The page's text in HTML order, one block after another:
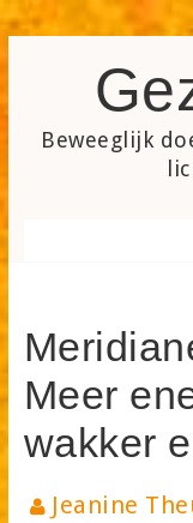
content
Beweeglijk
Meer
wakker
Jeanine